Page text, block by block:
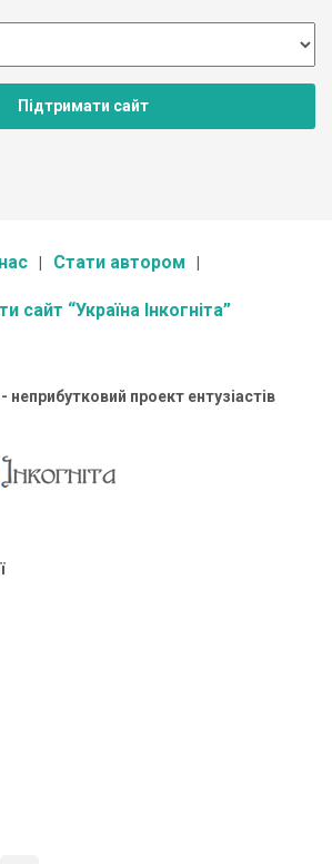
Підтримати сайт
Стати автором
сайт “Україна Інкогніта”
- неприбутковий проект ентузіастів